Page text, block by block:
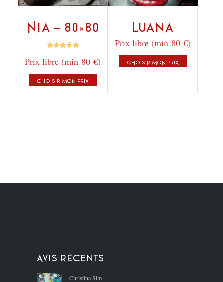
Nia – 80×80
5.00
sur 5
Prix libre (min 80 €)
CHOISIR MON PRIX
Luana
Prix libre (min 80 €)
CHOISIR MON PRIX
Avis récents
Christina Sim